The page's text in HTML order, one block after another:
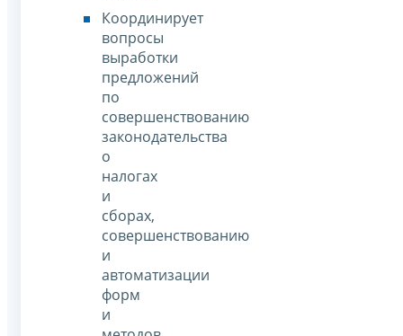
Координирует
вопросы
выработки
предложений
по
совершенствованию
законодательства
о
налогах
и
сборах,
совершенствованию
и
автоматизации
форм
и